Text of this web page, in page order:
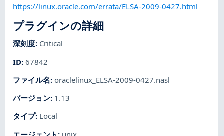
https://linux.oracle.com/errata/ELSA-2009-0427.html
プラグインの詳細
深刻度: Critical
ID:67842
ファイル名: oraclelinux_ELSA-2009-0427.nasl
バージョン: 1.13
タイプ: Local
エージェント : unix